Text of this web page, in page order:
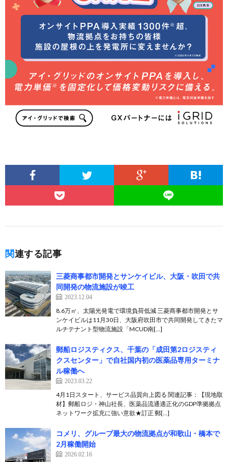
関連する記事
三菱商事都市開発とサンケイビル、大阪・吹田で共
同開発の物流施設が竣工
2023.12.04
8.6万㎡、太陽光発電で環境負荷低減 三菱商事都市開発とサ
ンケイビルは11月30日、大阪府吹田市で共同開発してきたマ
ルチテナント型物流施設「MCUD南[…]
郵船ロジスティクス、千葉の「成田第2ロジスティ
クスセンター」で自社国内初の医薬品専用ターミナ
ル稼働へ
2023.03.22
4月1日スタート、サービス品質向上図る 関連記事：【現地取
材】郵船ロジ・神山社長、医薬品流通適正化のGDP準拠拠点
ネットワーク拡充に強い意欲★訂正 郵[…]
コメリ、グループ最大の物流拠点が和歌山・橋本で
2月稼働開始
2026.02.16